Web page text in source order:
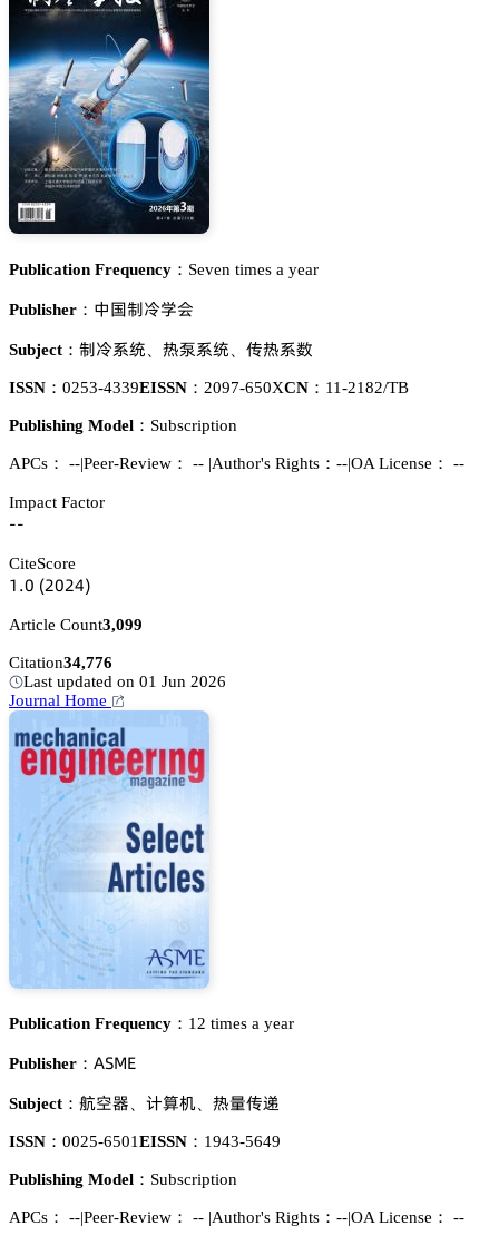
Publication Frequency： Seven times a year
Publisher： 瘼孢嗭扁惒肦
Subject： 嗭扁忚㬾 獠㿰忚㬾 卢獠忚㚘
ISSN： 0253-4339EISSN： 2097-650XCN： 11-2182/TB
Publishing Model： Subscription
APCs： --|Peer-Review： -- |Author's Rights：--|OA License： --
Impact Factor
--
CiteScore
声.蔡 (缗蔡缗鋺)
Article Count3,099
Citation34,776
Last updated on 01 Jun 2026
Journal Home
Publication Frequency： 12 times a year
Publisher： 嵻偌胦乊
Subject： 篒瞫裱、 嫛躡诜、 獠䪆卢㵀
ISSN： 0025-6501EISSN： 1943-5649
Publishing Model： Subscription
APCs： --|Peer-Review： -- |Author's Rights：--|OA License： --